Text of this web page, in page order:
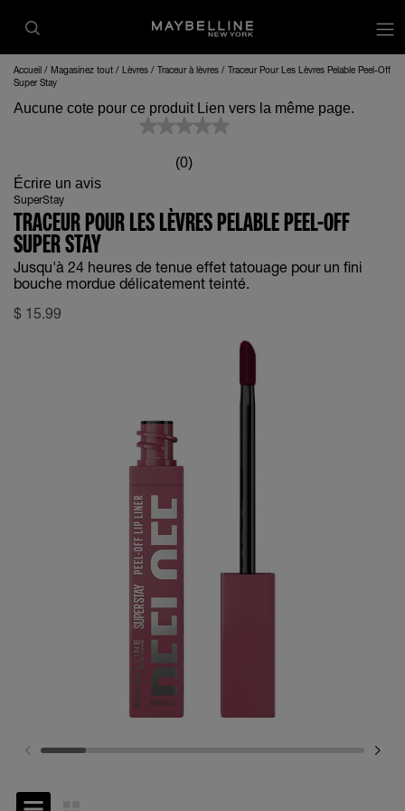
Accueil Magasinez tout Lèvres Traceur à lèvres
Traceur Pour Les Lèvres Pelable Peel-Off
Super Stay
Aucune cote pour ce produit Lien vers la même page.
(0)
Écrire un avis
SuperStay
TRACEUR POUR LES LÈVRES PELABLE PEEL-OFF
SUPER STAY
Jusqu'à 24 heures de tenue effet tatouage pour un fini
bouche mordue délicatement teinté.
$ 15.99